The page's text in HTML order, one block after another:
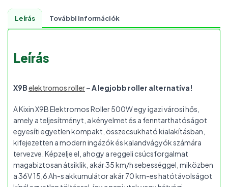
Leírás További információk
Leírás
X9Belektromos roller– A legjobb roller alternatíva!
A Kixin X9B Elektromos Roller 500W egy igazi városi hős,
amely a teljesítményt, a kényelmet és a fenntarthatóságot
egyesíti egyetlen kompakt, összecsukható kialakításban,
kifejezetten a modern ingázók és kalandvágyók számára
tervezve. Képzelje el, ahogy a reggeli csúcsforgalmat
magabiztosan átsiklik, akár 35 km/h sebességgel, miközben
a 36V 15,6 Ah-s akkumulátor akár 70 km-es hatótávolságot